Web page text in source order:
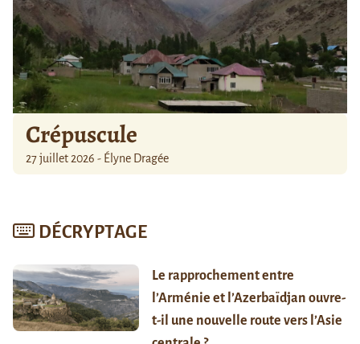
Crépuscule
27 juillet 2026 - Élyne Dragée
DÉCRYPTAGE
Le rapprochement entre
l’Arménie et l’Azerbaïdjan ouvre-
t-il une nouvelle route vers l’Asie